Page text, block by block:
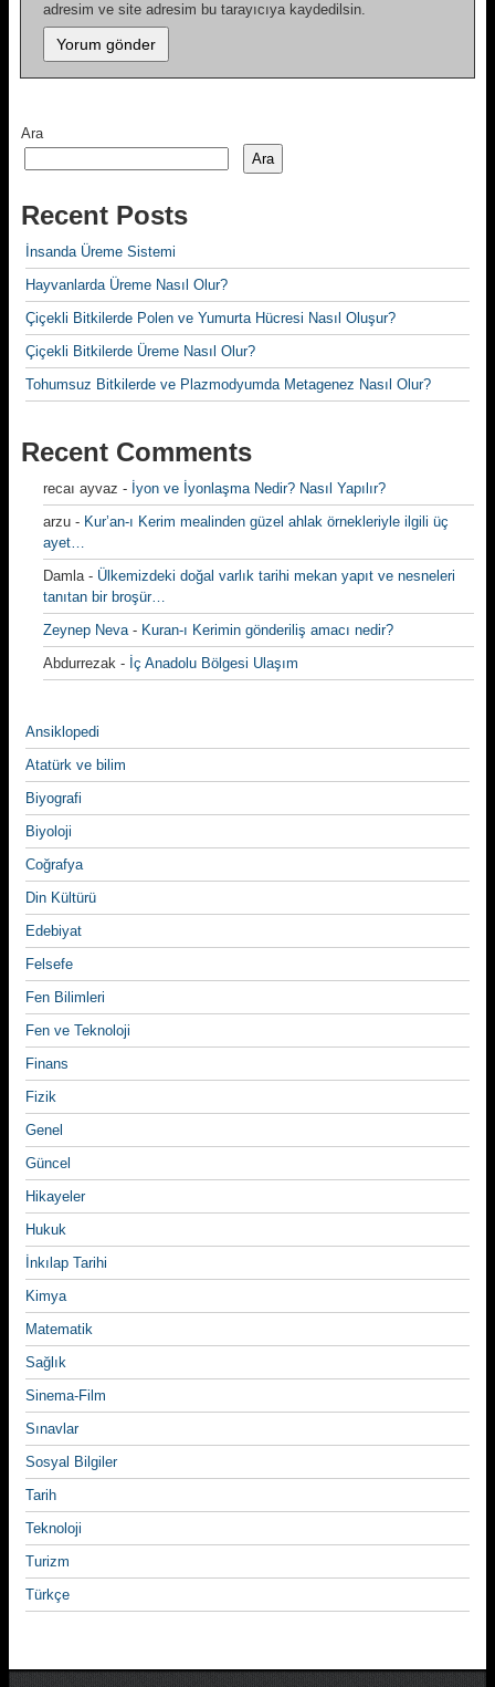
adresim ve site adresim bu tarayıcıya kaydedilsin.
Ara
Ara
Recent Posts
İnsanda Üreme Sistemi
Hayvanlarda Üreme Nasıl Olur?
Çiçekli Bitkilerde Polen ve Yumurta Hücresi Nasıl Oluşur?
Çiçekli Bitkilerde Üreme Nasıl Olur?
Tohumsuz Bitkilerde ve Plazmodyumda Metagenez Nasıl Olur?
Recent Comments
recaı ayvaz - İyon ve İyonlaşma Nedir? Nasıl Yapılır?
arzu - Kur’an-ı Kerim mealinden güzel ahlak örnekleriyle ilgili üç
ayet…
Damla- Ülkemizdeki doğal varlık tarihi mekan yapıt ve nesneleri
tanıtan bir broşür…
Zeynep Neva- Kuran-ı Kerimin gönderiliş amacı nedir?
Abdurrezak - İç Anadolu Bölgesi Ulaşım
Ansiklopedi
Atatürk ve bilim
Biyografi
Biyoloji
Coğrafya
Din Kültürü
Edebiyat
Felsefe
Fen Bilimleri
Fen ve Teknoloji
Finans
Fizik
Genel
Güncel
Hikayeler
Hukuk
İnkılap Tarihi
Kimya
Matematik
Sağlık
Sinema-Film
Sınavlar
Sosyal Bilgiler
Tarih
Teknoloji
Turizm
Türkçe